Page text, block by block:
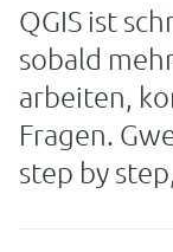
QGIS ist
sobald
arbeiten,
Fragen.
step by